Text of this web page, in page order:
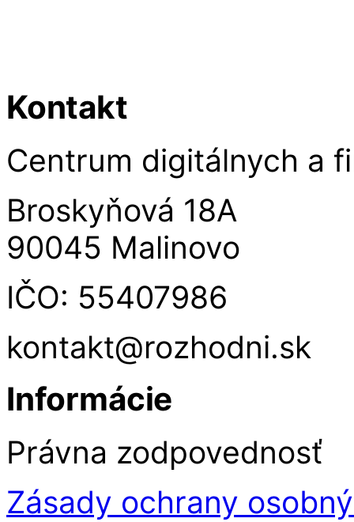
Kontakt
Centrum digitálnych a
Broskyňová 18A
90045 Malinovo
IČO: 55407986
kontakt@rozhodni.sk
Informácie
Právna zodpovednosť
Zásady ochrany